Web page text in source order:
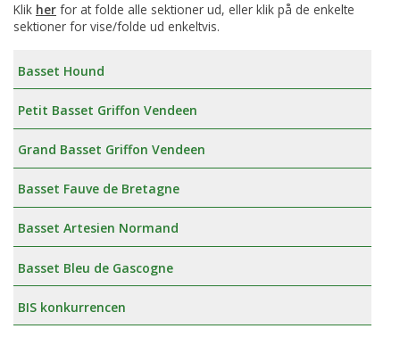
Klik her for at folde alle sektioner ud, eller klik på de enkelte
sektioner for vise/folde ud enkeltvis.
Basset Hound
Petit Basset Griffon Vendeen
Grand Basset Griffon Vendeen
Basset Fauve de Bretagne
Basset Artesien Normand
Basset Bleu de Gascogne
BIS konkurrencen